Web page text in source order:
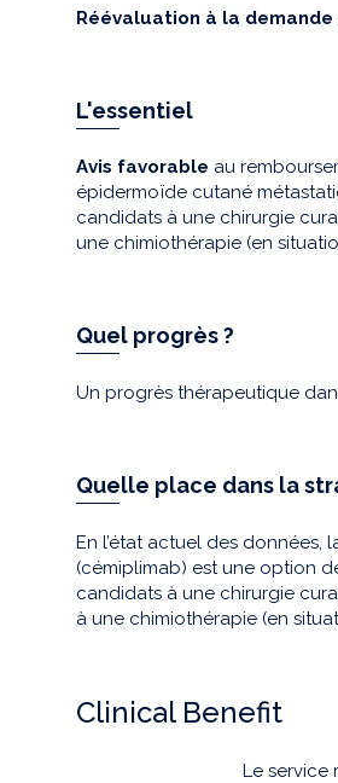
Réévaluation à la
L'essentiel
Avis favorable au
épidermoïde cutané
candidats à une chirurgie
une chimiothérapie (en
Quel progrès ?
Un progrès thérapeutique
Quelle place dans la
En l’état actuel des données,
(cémiplimab) est une option
candidats à une chirurgie
à une chimiothérapie (en
Clinical Benefit
Le service